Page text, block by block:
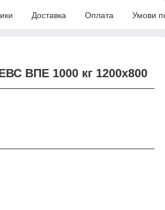
Доставка Оплата Умови
ВПЕ 1000 кг 1200х800